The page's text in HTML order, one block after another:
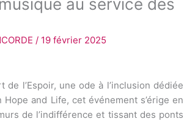
au service des
/ 19 février 2025
l’Espoir, une ode à l’inclusion dédiée
and Life, cet événement s’érige en
de l’indifférence et tissant des ponts